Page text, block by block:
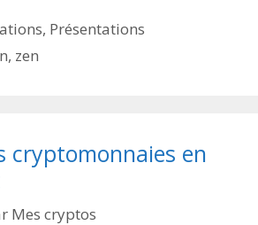
, Présentations
, zen
cryptomonnaies en
Mes cryptos